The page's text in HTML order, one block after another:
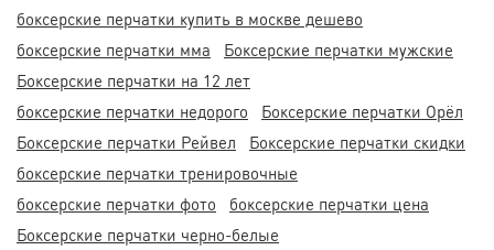
боксерские перчатки купить в москве дешево
боксерские перчатки мма
Боксерские перчатки мужские
Боксерские перчатки на 12 лет
боксерские перчатки недорого
Боксерские перчатки Орёл
Боксерские перчатки Рейвел
Боксерские перчатки скидки
боксерские перчатки тренировочные
боксерские перчатки фото
боксерские перчатки цена
Боксерские перчатки черно-белые